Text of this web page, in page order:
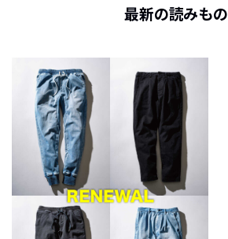
最新の読みもの